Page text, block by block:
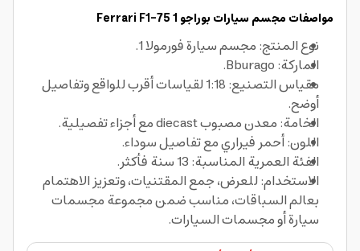
مواصفات مجسم سيارات بوراجو 1 Ferrari F1-75
نوع المنتج: مجسم سيارة فورمولا 1.
الماركة: Bburago.
مقياس التصنيع: 1:18 لقياسات أقرب للواقع وتفاصيل
أوضح.
الخامة: معدن مصبوب diecast مع أجزاء تفصيلية.
اللون: أحمر فيراري مع تفاصيل سوداء.
الفئة العمرية المناسبة: 13 سنة فأكثر.
الاستخدام: للعرض، جمع المقتنيات، وتعزيز الاهتمام
بعالم السباقات، مناسب ضمن مجموعة مجسمات
سيارة أو مجسمات السيارات.